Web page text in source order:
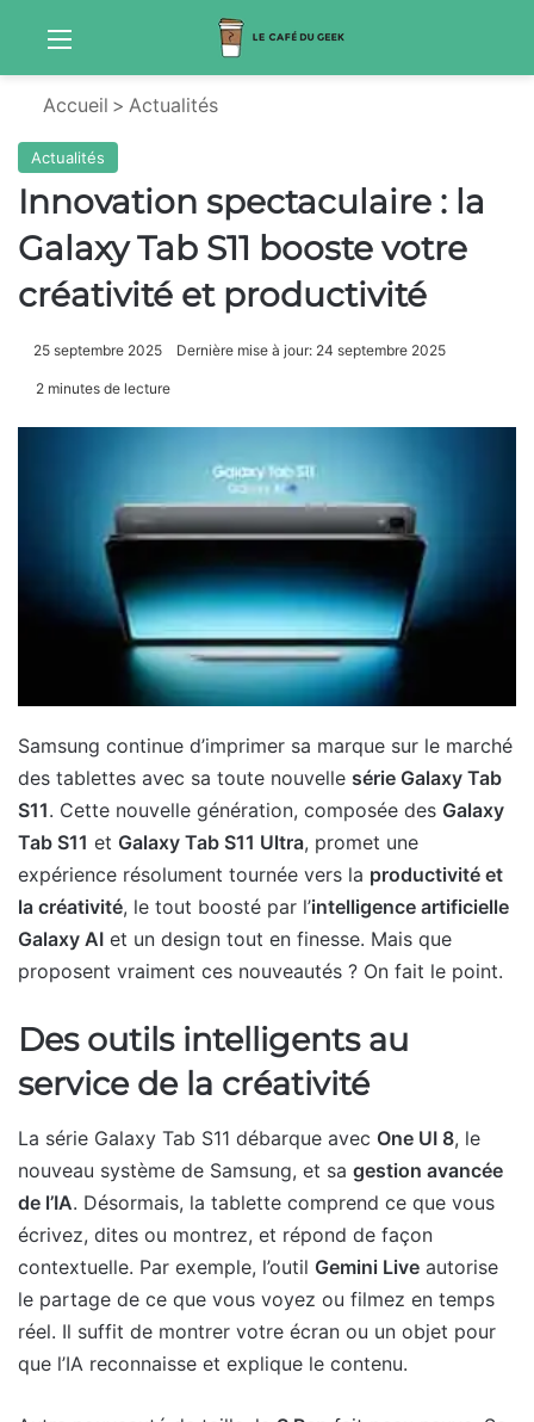
Menu
Accueil > Actualités
Actualités
Innovation spectaculaire : la
Galaxy Tab S11 booste votre
créativité et productivité
25 septembre 2025 Dernière mise à jour: 24 septembre 2025
2 minutes de lecture
Samsung continue d’imprimer sa marque sur le marché
des tablettes avec sa toute nouvelle série Galaxy Tab
S11. Cette nouvelle génération, composée des Galaxy
Tab S11 et Galaxy Tab S11 Ultra, promet une
expérience résolument tournée vers la productivité et
la créativité, le tout boosté par l’intelligence artificielle
Galaxy AI et un design tout en finesse. Mais que
proposent vraiment ces nouveautés ? On fait le point.
Des outils intelligents au
service de la créativité
La série Galaxy Tab S11 débarque avec One UI 8, le
nouveau système de Samsung, et sa gestion avancée
de l’IA. Désormais, la tablette comprend ce que vous
écrivez, dites ou montrez, et répond de façon
contextuelle. Par exemple, l’outil Gemini Live autorise
le partage de ce que vous voyez ou filmez en temps
réel. Il suffit de montrer votre écran ou un objet pour
que l’IA reconnaisse et explique le contenu.